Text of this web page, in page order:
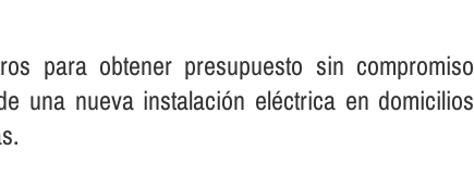
para obtener presupuesto sin compromiso
una nueva instalación eléctrica en domicilios